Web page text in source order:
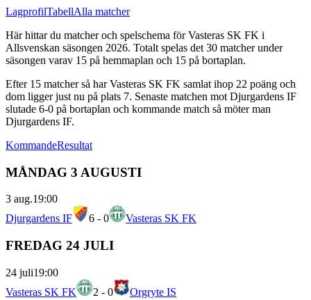
LagprofilTabellAlla matcher
Här hittar du matcher och spelschema förVasteras SK FK i
Allsvenskan säsongen 2026. Totalt spelas det 30 matcher under
säsongen varav 15 på hemmaplan och 15 på bortaplan.
Efter 15 matcher så harVasteras SK FK samlat ihop 22 poäng och
dom ligger just nu på plats 7. Senaste matchen mot Djurgardens IF
slutade 6-0 på bortaplan och kommande match så möter man
Djurgardens IF.
KommandeResultat
MÅNDAG 3 AUGUSTI
3 aug.19:00
Djurgardens IF
6 - 0 Vasteras SK FK
FREDAG 24 JULI
24 juli19:00
Vasteras SK FK
2 - 0 Orgryte IS